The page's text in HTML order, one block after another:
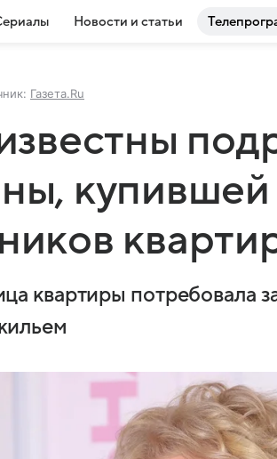
Новости и статьи
Газета.Ru
купившей
квартиры потребовала